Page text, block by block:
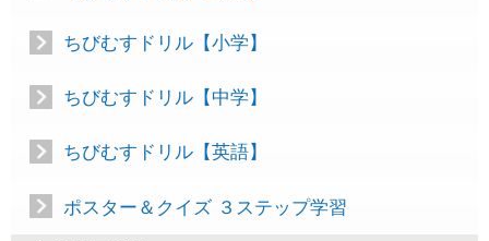
ちびむすドリル【小学】
ちびむすドリル【中学】
ちびむすドリル【英語】
ポスター＆クイズ ３ステップ学習